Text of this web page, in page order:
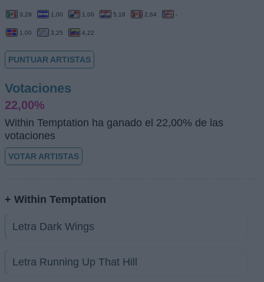
3,29 1,00 1,00 5,18 2,64 -
1,00 3,25 4,22
PUNTUAR ARTISTAS
Votaciones
22,00%
Within Temptation ha ganado el 22,00% de las
votaciones
VOTAR ARTISTAS
+ Within Temptation
Letra Dark Wings
Letra Running Up That Hill